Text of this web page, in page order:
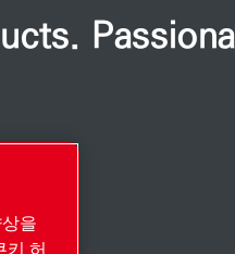
을
키 허